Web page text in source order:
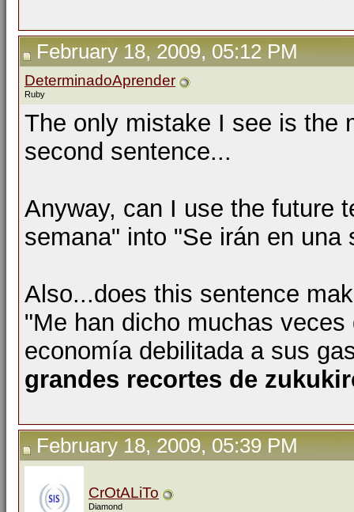
February 18, 2009, 05:12 PM
DeterminadoAprender
Ruby
The only mistake I see is the
second sentence...
Anyway, can I use the future
semana" into "Se irán en una
Also...does this sentence
"Me han dicho muchas
economía debilitada a sus
grandes recortes de
February 18, 2009, 05:39 PM
CrOtALiTo
Diamond